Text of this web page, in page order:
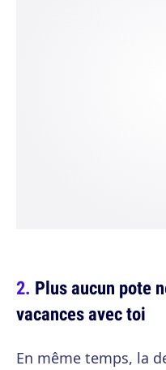
Plus aucun pote
vacances avec toi
En même temps, la